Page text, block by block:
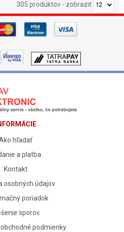
305 produktov- zobraziť
hľadať
a platba
Kontakt
osobných údajov
poriadok
sporov
podmienky